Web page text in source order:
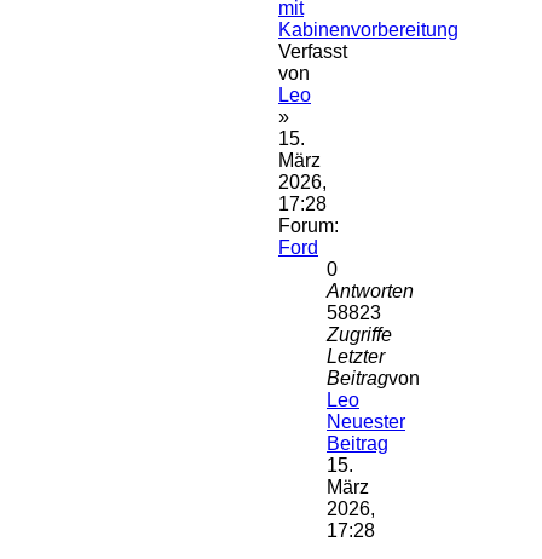
mit
Kabinenvorbereitung
Verfasst
von
Leo
»
15.
März
2026,
17:28
Forum:
Ford
0
Antworten
58823
Zugriffe
Letzter
Beitragvon
Leo
Neuester
Beitrag
15.
März
2026,
17:28